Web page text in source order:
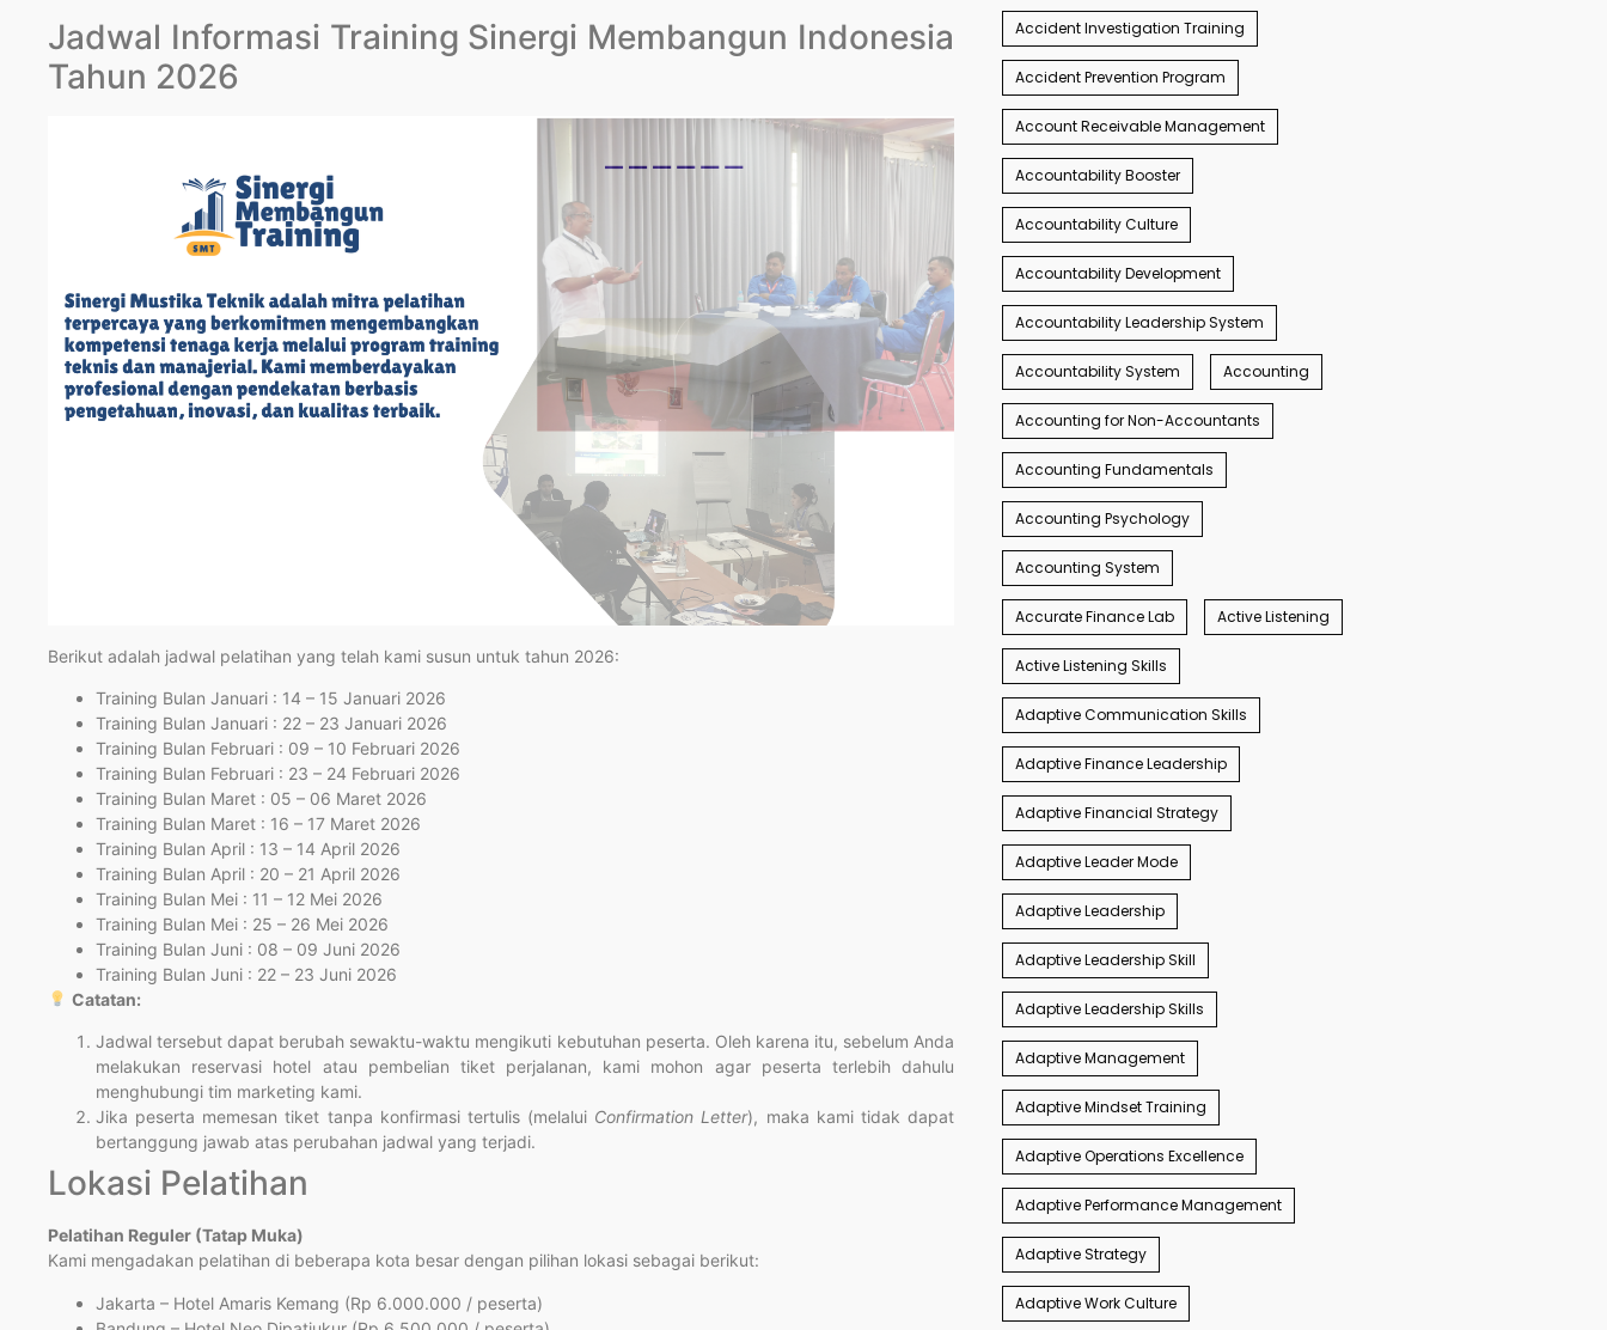
Jadwal Informasi Training Sinergi Membangun Indonesia
Tahun 2026
Berikut adalah jadwal pelatihan yang telah kami susun untuk tahun 2026:
Training Bulan Januari : 14 – 15 Januari 2026
Training Bulan Januari : 22 – 23 Januari 2026
Training Bulan Februari : 09 – 10 Februari 2026
Training Bulan Februari : 23 – 24 Februari 2026
Training Bulan Maret : 05 – 06 Maret 2026
Training Bulan Maret : 16 – 17 Maret 2026
Training Bulan April : 13 – 14 April 2026
Training Bulan April : 20 – 21 April 2026
Training Bulan Mei : 11 – 12 Mei 2026
Training Bulan Mei : 25 – 26 Mei 2026
Training Bulan Juni : 08 – 09 Juni 2026
Training Bulan Juni : 22 – 23 Juni 2026
Catatan:
Jadwal tersebut dapat berubah sewaktu-waktu mengikuti kebutuhan peserta. Oleh karena itu, sebelum Anda
melakukan reservasi hotel atau pembelian tiket perjalanan, kami mohon agar peserta terlebih dahulu
menghubungi tim marketing kami.
Jika peserta memesan tiket tanpa konfirmasi tertulis (melalui Confirmation Letter), maka kami tidak dapat
bertanggung jawab atas perubahan jadwal yang terjadi.
Lokasi Pelatihan
Pelatihan Reguler (Tatap Muka)
Kami mengadakan pelatihan di beberapa kota besar dengan pilihan lokasi sebagai berikut:
Jakarta – Hotel Amaris Kemang (Rp 6.000.000 / peserta)
Accident Investigation Training
Accident Prevention Program
Account Receivable Management
Accountability Booster
Accountability Culture
Accountability Development
Accountability Leadership System
Accountability System Accounting
Accounting for Non-Accountants
Accounting Fundamentals
Accounting Psychology
Accounting System
Accurate Finance Lab Active Listening
Active Listening Skills
Adaptive Communication Skills
Adaptive Finance Leadership
Adaptive Financial Strategy
Adaptive Leader Mode
Adaptive Leadership
Adaptive Leadership Skill
Adaptive Leadership Skills
Adaptive Management
Adaptive Mindset Training
Adaptive Operations Excellence
Adaptive Performance Management
Adaptive Strategy
Adaptive Work Culture